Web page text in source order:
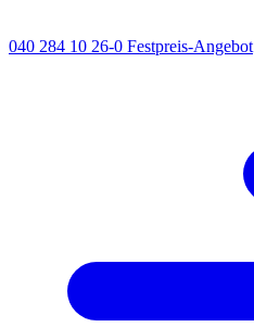
040 284 10 26-0 Festpreis-Angebot